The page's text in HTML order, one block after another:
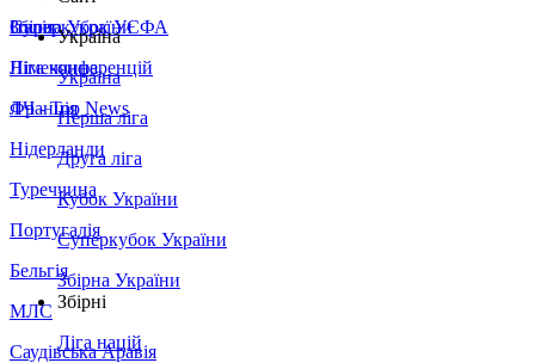
Збірна України
Італія
Німеччина
Франція
Нідерланди
Туреччина
Португалія
Бельгія
МЛС
Саудівська Аравія
Суперкубок УЄФА
Ліга конференцій
ЛЧ - Top News
Україна
Україна
Перша ліга
Друга ліга
Кубок України
Суперкубок України
Збірна України
Збірні
Ліга націй